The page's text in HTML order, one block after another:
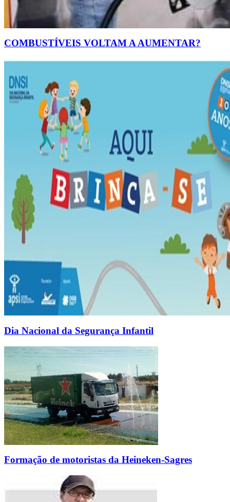
COMBUSTÍVEIS VOLTAM A AUMENTAR?
Dia Nacional da Segurança Infantil
Formação de motoristas da Heineken-Sagres